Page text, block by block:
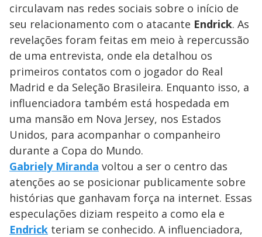
circulavam nas redes sociais sobre o início de
seu relacionamento com o atacante Endrick. As
revelações foram feitas em meio à repercussão
de uma entrevista, onde ela detalhou os
primeiros contatos com o jogador do Real
Madrid e da Seleção Brasileira. Enquanto isso, a
influenciadora também está hospedada em
uma mansão em Nova Jersey, nos Estados
Unidos, para acompanhar o companheiro
durante a Copa do Mundo.
Gabriely Miranda voltou a ser o centro das
atenções ao se posicionar publicamente sobre
histórias que ganhavam força na internet. Essas
especulações diziam respeito a como ela e
Endrick teriam se conhecido. A influenciadora,